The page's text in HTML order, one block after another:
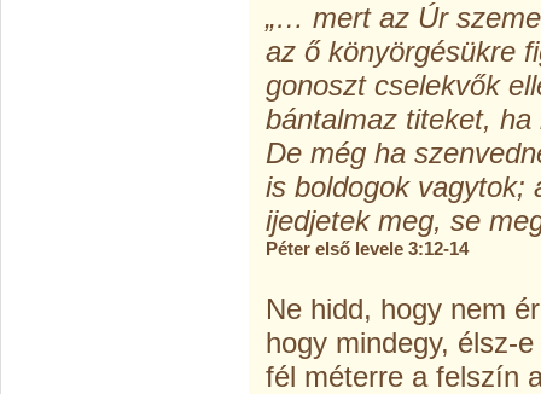
„… mert az Úr
az ő könyörgésükre
gonoszt cselekvők
bántalmaz titeket,
De még ha
is boldogok vagytok;
ijedjetek meg, se
Péter első levele 3:12-14
Ne hidd, hogy nem
hogy mindegy, élsz-
fél méterre a felszín